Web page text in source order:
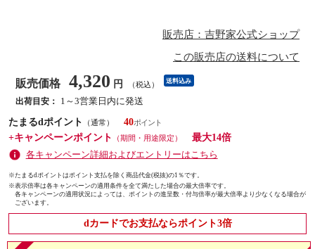
販売店：吉野家公式ショップ
この販売店の送料について
販売価格 4,320 円 （税込） 送料込み
出荷目安：
1～3営業日内に発送
たまるdポイント
（通常）
40
+キャンペーンポイント
（期間・用途限定）
最大14倍
各キャンペーン詳細およびエントリーはこちら
※たまるdポイントはポイント支払を除く商品代金(税抜)の1％です。
※表示倍率は各キャンペーンの適用条件を全て満たした場合の最大倍率です。
各キャンペーンの適用状況によっては、ポイントの進呈数・付与倍率が最大倍率より少なくなる場合が
ございます。
dカードでお支払ならポイント3倍